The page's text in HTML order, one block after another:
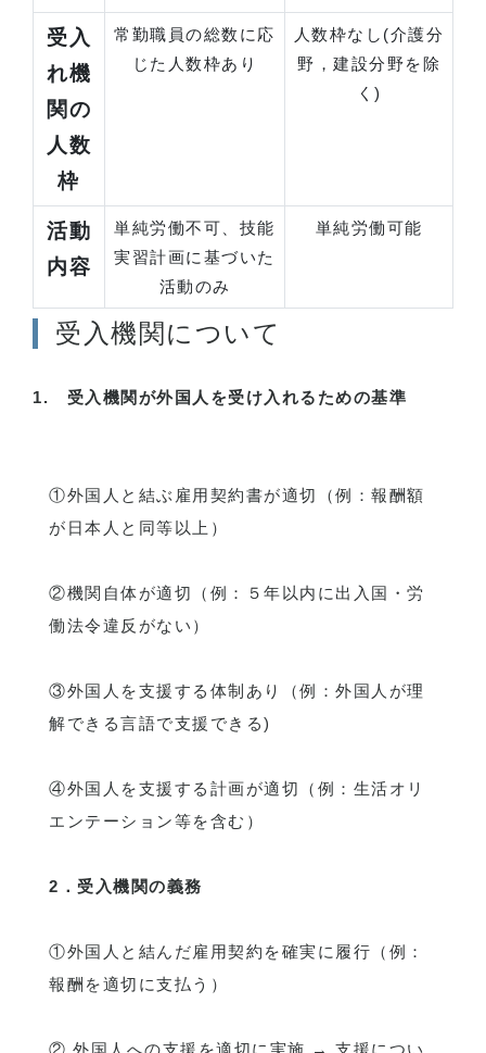
受入
れ機
関の
人数
枠
常勤職員の総数に応
じた人数枠あり
人数枠なし(介護分
野，建設分野を除
く)
活動
内容
単純労働不可、技能
実習計画に基づいた
活動のみ
単純労働可能
受入機関について
1. 受入機関が外国人を受け入れるための基準
①外国人と結ぶ雇用契約書が適切（例：報酬額
が日本人と同等以上）
②機関自体が適切（例：５年以内に出入国・労
働法令違反がない）
③外国人を支援する体制あり（例：外国人が理
解できる言語で支援できる)
④外国人を支援する計画が適切（例：生活オリ
エンテーション等を含む）
2．受入機関の義務
①外国人と結んだ雇用契約を確実に履行（例：
報酬を適切に支払う）
② 外国人への支援を適切に実施 → 支援につい